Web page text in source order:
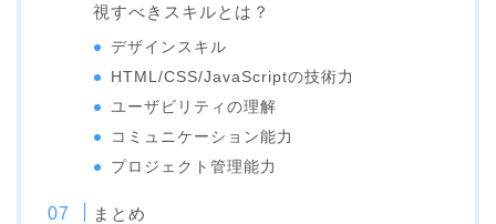
視すべきスキルとは？
デザインスキル
HTML/CSS/JavaScriptの技術力
ユーザビリティの理解
コミュニケーション能力
プロジェクト管理能力
まとめ